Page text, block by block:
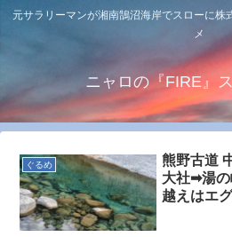
元サラリーマンが湘南鵠沼海岸でスローに株
メ
ニャロの『FIRE』
ぐるめ
熊野古道
大社➡湯
越えはエ